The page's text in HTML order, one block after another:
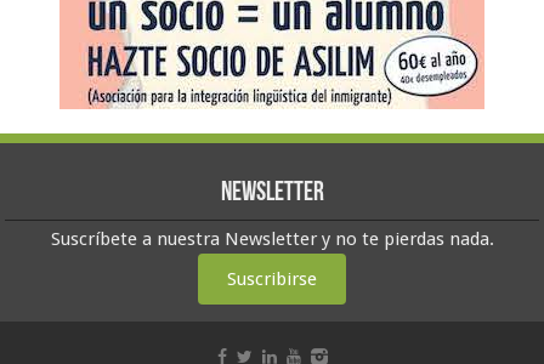
Newsletter
Suscríbete a nuestra Newsletter y no te pierdas nada.
Suscribirse